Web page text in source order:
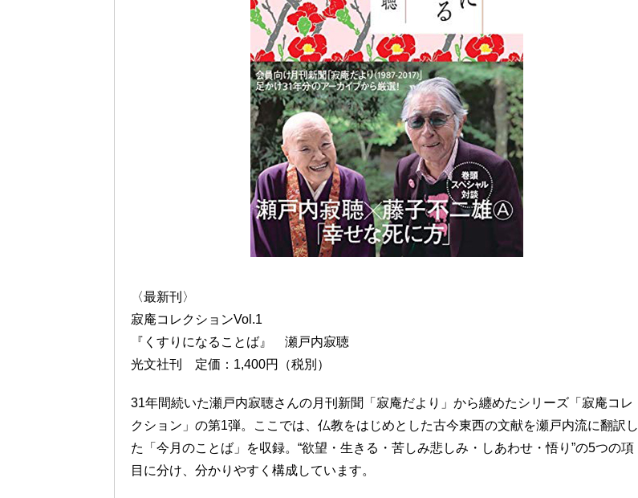
〈最新刊〉
寂庵コレクションVol.1
『くすりになることば』 瀬戸内寂聴
光文社刊 定価：1,400円（税別）
31年間続いた瀬戸内寂聴さんの月刊新聞「寂庵だより」から纏めたシリーズ「寂庵コレ
クション」の第1弾。ここでは、仏教をはじめとした古今東西の文献を瀬戸内流に翻訳し
た「今月のことば」を収録。“欲望・生きる・苦しみ悲しみ・しあわせ・悟り”の5つの項
目に分け、分かりやすく構成しています。